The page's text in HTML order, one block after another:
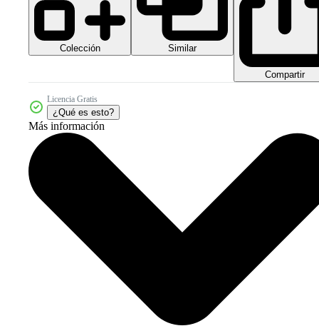
Colección Similar
Compartir
Licencia Gratis
¿Qué es esto?
Más información